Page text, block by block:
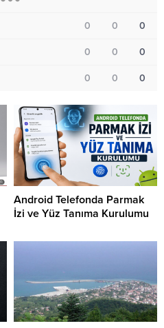
0 0 0
0 0 0
0 0 0
Android Telefonda Parmak
İzi ve Yüz Tanıma Kurulumu